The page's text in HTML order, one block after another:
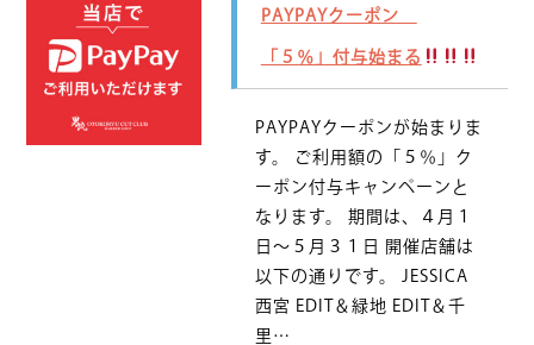
PAYPAYクーポン
「５％」付与始まる
PAYPAYクーポンが始まりま
す。 ご利用額の「５％」ク
ーポン付与キャンペーンと
なります。 期間は、４月１
日～５月３１日 開催店舗は
以下の通りです。 JESSICA
西宮 EDIT＆緑地 EDIT＆千
里…